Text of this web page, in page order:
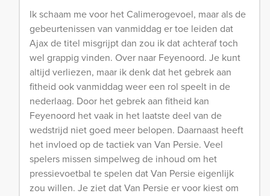
Ik schaam me voor het Calimerogevoel, maar als de
gebeurtenissen van vanmiddag er toe leiden dat
Ajax de titel misgrijpt dan zou ik dat achteraf toch
wel grappig vinden. Over naar Feyenoord. Je kunt
altijd verliezen, maar ik denk dat het gebrek aan
fitheid ook vanmiddag weer een rol speelt in de
nederlaag. Door het gebrek aan fitheid kan
Feyenoord het vaak in het laatste deel van de
wedstrijd niet goed meer belopen. Daarnaast heeft
het invloed op de tactiek van Van Persie. Veel
spelers missen simpelweg de inhoud om het
pressievoetbal te spelen dat Van Persie eigenlijk
zou willen. Je ziet dat Van Persie er voor kiest om